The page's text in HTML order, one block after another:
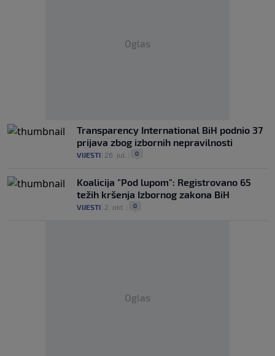
Oglas
Transparency International BiH podnio 37
prijava zbog izbornih nepravilnosti
VIJESTI 26. jul. 0
Koalicija "Pod lupom": Registrovano 65
težih kršenja Izbornog zakona BiH
VIJESTI 2. okt. 0
Oglas